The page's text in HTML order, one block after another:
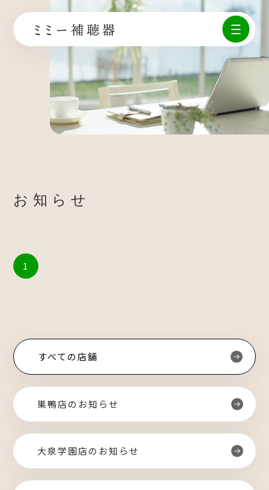
お知らせ
1
すべての店舗
巣鴨店のお知らせ
大泉学園店のお知らせ